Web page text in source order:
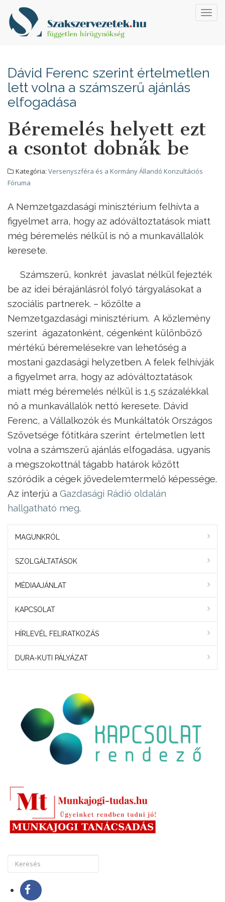
Dávid Ferenc szerint értelmetlen
lett volna a számszerű ajánlás
elfogadása
Béremelés helyett ezt
a csontot dobnák be
Kategória: Versenyszféra és a Kormány Állandó Konzultációs
Fóruma
A Nemzetgazdasági minisztérium felhívta a
figyelmet arra, hogy az adóváltoztatások miatt
még béremelés nélkül is nő a munkavállalók
keresete.
Számszerű, konkrét javaslat nélkül fejezték
be az idei bérajánlásról folyó tárgyalásokat a
szociális partnerek. – közölte a
Nemzetgazdasági minisztérium. A közlemény
szerint ágazatonként, cégenként különböző
mértékű béremelésekre van lehetőség a
mostani gazdasági helyzetben. A felek felhívják
a figyelmet arra, hogy az adóváltoztatások
miatt még béremelés nélkül is 1,5 százalékkal
nő a munkavállalók nettó keresete. Dávid
Ferenc, a Vállalkozók és Munkáltatók Országos
Szövetsége főtitkára szerint értelmetlen lett
volna a számszerű ajánlás elfogadása, ugyanis
a megszokottnál tágabb határok között
szóródik a cégek jövedelemtermelő képessége.
Az interjú a Gazdasági Rádió oldalán
hallgatható meg.
MAGUNKRÓL
SZOLGÁLTATÁSOK
MÉDIAAJÁNLAT
KAPCSOLAT
HÍRLEVÉL FELIRATKOZÁS
DURA-KUTI PÁLYÁZAT